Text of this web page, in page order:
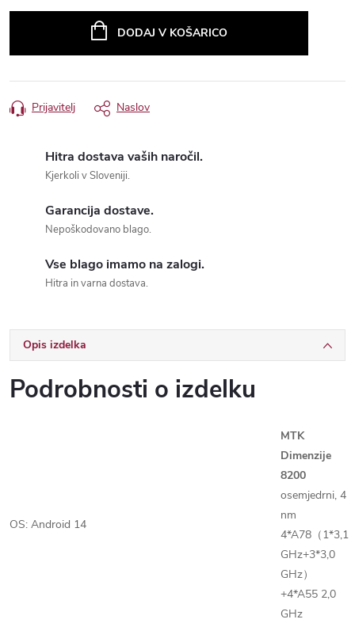
Hitra dostava vaših naročil.
Kjerkoli v Sloveniji.
Garancija dostave.
Nepoškodovano blago.
Vse blago imamo na zalogi.
Hitra in varna dostava.
OS: Android 14
MTK
Dimenzije
8200
osemjedrni, 4
nm
4*A78（1*3,1
GHz+3*3,0
GHz）
+4*A55 2,0
GHz